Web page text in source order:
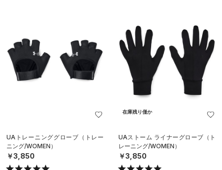
UAトレーニンググローブ（トレー
ニング/WOMEN）
￥3,850
在庫残り僅か
UAストーム ライナーグローブ（ト
レーニング/WOMEN）
￥3,850